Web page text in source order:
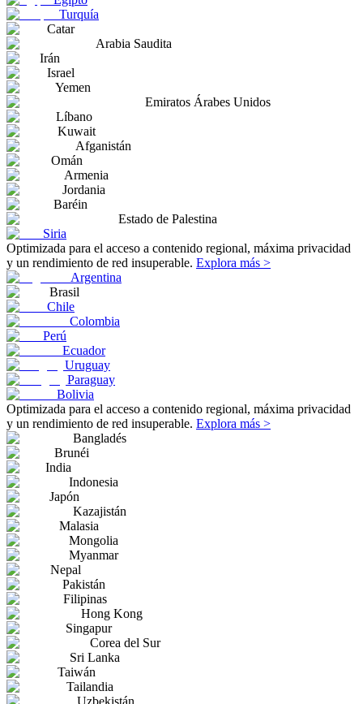
Turquía
Catar
Arabia Saudita
Irán
Israel
Yemen
Emiratos Árabes Unidos
Líbano
Kuwait
Afganistán
Omán
Armenia
Jordania
Baréin
Estado de Palestina
Siria
Optimizada para el acceso a contenido regional, máxima privacidad
y un rendimiento de red insuperable. Explora más >
Argentina
Brasil
Chile
Colombia
Perú
Ecuador
Uruguay
Paraguay
Bolivia
Optimizada para el acceso a contenido regional, máxima privacidad
y un rendimiento de red insuperable. Explora más >
Bangladés
Brunéi
India
Indonesia
Japón
Kazajistán
Malasia
Mongolia
Myanmar
Nepal
Pakistán
Filipinas
Hong Kong
Singapur
Corea del Sur
Sri Lanka
Taiwán
Tailandia
Uzbekistán